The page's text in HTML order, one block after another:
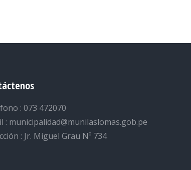
: 073 472070
: municipalidad@munilaslomas.gob.pe
: Jr. Miguel Grau Nº 734